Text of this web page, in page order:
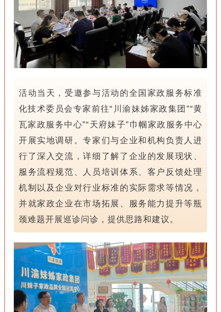
活动当天，受邀参与活动的全国家政服务标准
化技术委员会专家前往“川渝妹姊家政集团”“黄
瓦家政服务中心”“天府妹子”巾帼家政服务中心
开展实地调研。专家们与企业和机构负责人进
行了深入交流，详细了解了企业的发展现状、
服务流程规范、人员培训体系、客户反馈处理
机制以及企业对行业标准的实际需求等情况，
并就家政企业在市场拓展、服务能力提升等瓶
颈难题开展巡诊问诊，提供思路和建议。